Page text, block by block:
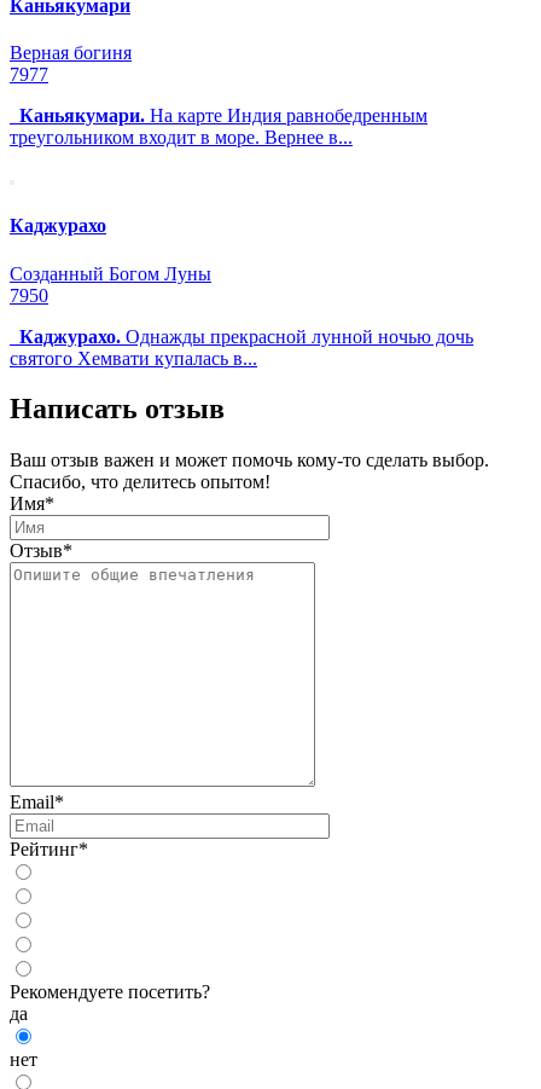
Каньякумари
Верная богиня
7977
Каньякумари. На карте Индия равнобедренным
треугольником входит в море. Вернее в...
Каджурахо
Созданный Богом Луны
7950
Каджурахо. Однажды прекрасной лунной ночью дочь
святого Хемвати купалась в...
Написать отзыв
Ваш отзыв важен и может помочь кому-то сделать выбор.
Спасибо, что делитесь опытом!
Имя*
Отзыв*
Email*
Рейтинг*
Рекомендуете посетить?
да
нет